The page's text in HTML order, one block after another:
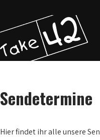
Sendetermine
Hier findet ihr alle unsere